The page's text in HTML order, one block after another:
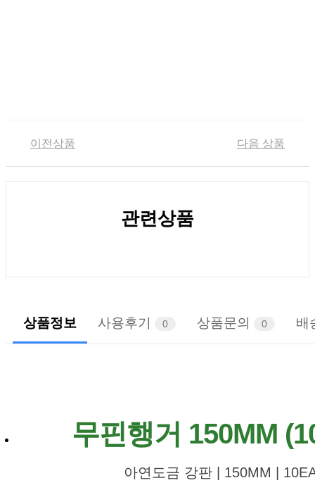
이전상품 다음 상품
관련상품
상품정보 사용후기 0 상품문의 0 배
무핀행거 150MM
아연도금 강판 | 150MM |